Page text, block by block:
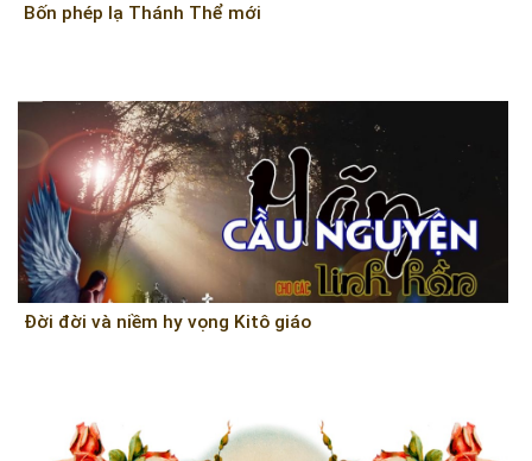
Bốn phép lạ Thánh Thể mới
Ðời đời và niềm hy vọng Kitô giáo